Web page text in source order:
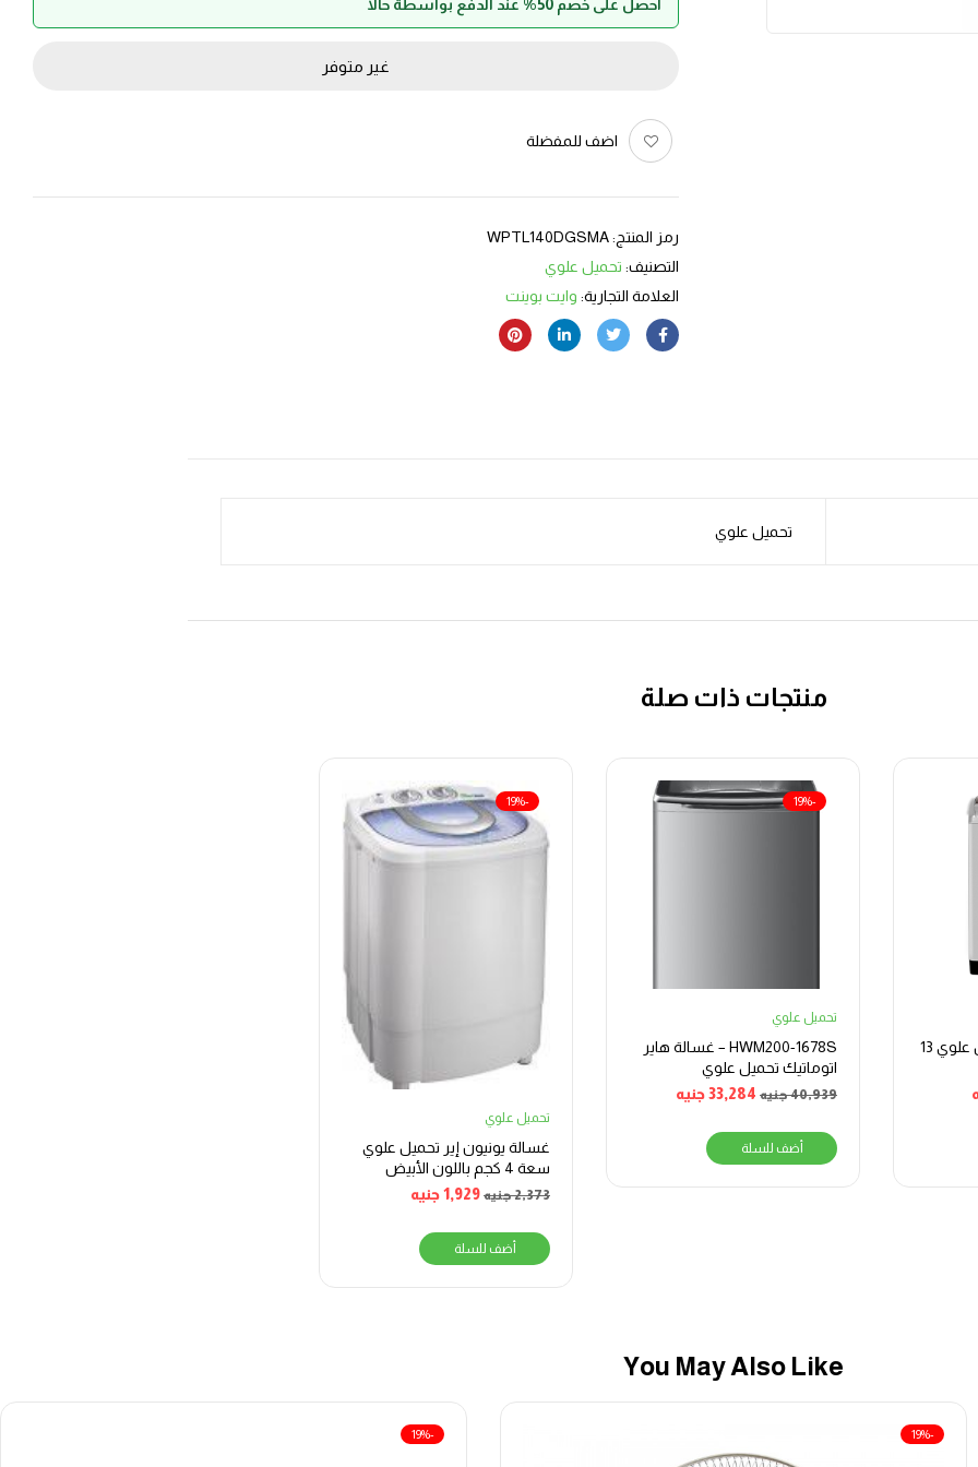
احصل على خصم 50% عند الدفع بواسطة حالا
غير متوفر
اضف للمفضلة
رمز المنتج:WPTL140DGSMA
التصنيف: تحميل علوي
العلامة التجارية: وايت بوينت
تحميل علوي
منتجات ذات صلة
غسالة يونيون إير تحميل علوي 13
-19%
تحميل علوي
HWM200-1678S – غسالة هاير
اتوماتيك تحميل علوي
40,939جنيه 33,284جنيه
أضف للسلة
-19%
تحميل علوي
غسالة يونيون إير تحميل علوي
سعة 4 كجم باللون الأبيض
UW400TS
2,373جنيه 1,929جنيه
أضف للسلة
You May Also Like
-19%
-19%